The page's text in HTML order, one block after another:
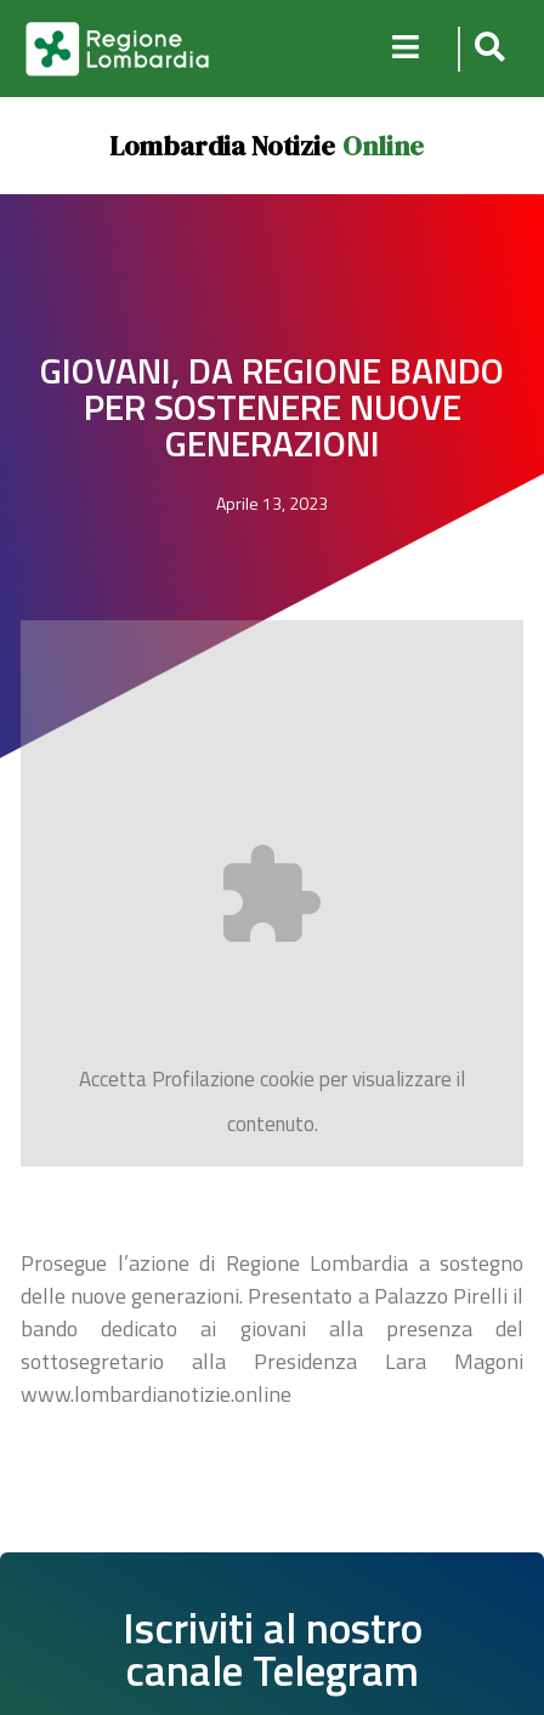
Lombardia Notizie Online
GIOVANI, DA REGIONE BANDO
PER SOSTENERE NUOVE
GENERAZIONI
Aprile 13, 2023
AccettaProfilazionecookie per visualizzare il
contenuto.
Prosegue l’azione di Regione Lombardia a sostegno
delle nuove generazioni. Presentato a Palazzo Pirelli il
bando dedicato ai giovani alla presenza del
sottosegretario alla Presidenza Lara Magoni
www.lombardianotizie.online
Iscriviti al nostro
canale Telegram